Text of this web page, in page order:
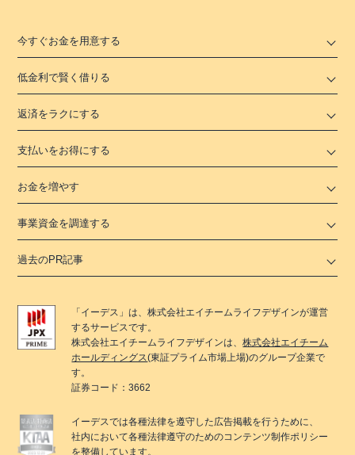
今すぐお金を用意する
低金利で賢く借りる
返済をラクにする
支払いをお得にする
お金を増やす
事業資金を調達する
過去のPR記事
「 イーデス 」は、株式会社エイチームライフデザインが運営
するサービスです。
株式会社エイチームライフデザインは、株式会社エイチーム
ホールディングス(東証プライム市場上場)のグループ企業で
す。
証券コード：3662
イーデスでは各種法律を遵守した広告掲載を行うために、
社内において各種法律遵守のためのコンテンツ制作ポリシー
を整備しています。